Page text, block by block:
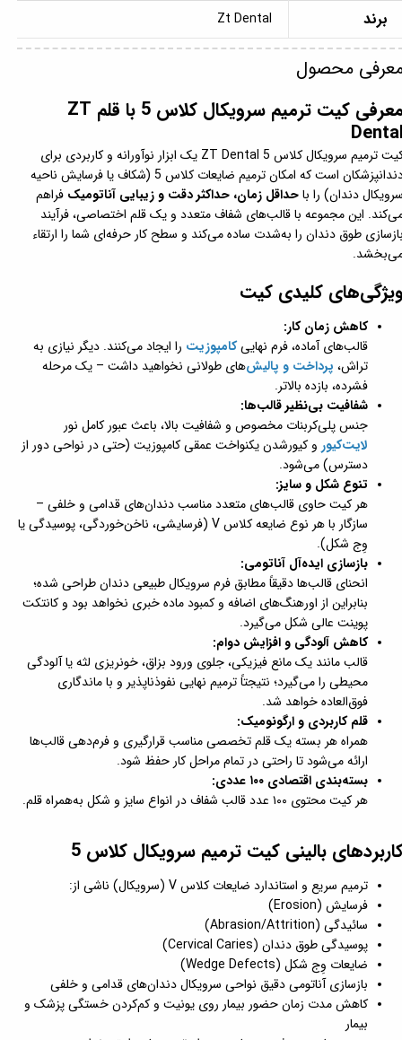
برند Zt Dental
محصول
معرفی کیت ترمیم سرویکال کلاس 5 با قلم ZT
کیت ترمیم سرویکال کلاس 5 ZT Dental یک ابزار نوآورانه و کاربردی برای
دندانپزشکان است که امکان ترمیم ضایعات کلاس 5 (شکاف یا فرسایش ناحیه
دندان) را باحداقل زمان، حداکثر دقت و زیبایی آناتومیک فراهم
این مجموعه با قالب‌های شفاف متعدد و یک قلم اختصاصی، فرآیند
طوق دندان را به‌شدت ساده می‌کند و سطح کار حرفه‌ای شما را ارتقاء
کلیدی کیت
کاهش زمان کار:
قالب‌های آماده، فرم نهاییکامپوزیت را ایجاد می‌کنند. دیگر نیازی به
تراش، پرداخت و پالیش‌های طولانی نخواهید داشت – یک مرحله
فشرده، بازده بالاتر.
شفافیت بی‌نظیر قالب‌ها:
جنس پلی‌کربنات مخصوص و شفافیت بالا، باعث عبور کامل نور
لایت‌کیور و کیورشدن یکنواخت عمقی کامپوزیت (حتی در نواحی دور از
دسترس) می‌شود.
تنوع شکل و سایز:
هر کیت حاوی قالب‌های متعدد مناسب دندان‌های قدامی و خلفی –
سازگار با هر نوع ضایعه کلاس V (فرسایشی، ناخن‌خوردگی، پوسیدگی یا
وِج شکل).
بازسازی ایده‌آل آناتومی:
انحنای قالب‌ها دقیقاً مطابق فرم سرویکال طبیعی دندان طراحی شده؛
بنابراین از اورهنگ‌های اضافه و کمبود ماده خبری نخواهد بود و کانتکت
پوینت عالی شکل می‌گیرد.
کاهش آلودگی و افزایش دوام:
قالب مانند یک مانع فیزیکی، جلوی ورود بزاق، خونریزی لثه یا آلودگی
محیطی را می‌گیرد؛ نتیجتاً ترمیم نهایی نفوذناپذیر و با ماندگاری
فوق‌العاده خواهد شد.
قلم کاربردی و ارگونومیک:
همراه هر بسته یک قلم تخصصی مناسب قرارگیری و فرم‌دهی قالب‌ها
ارائه می‌شود تا راحتی در تمام مراحل کار حفظ شود.
بسته‌بندی اقتصادی ۱۰۰ عددی:
هر کیت محتوی ۱۰۰ عدد قالب شفاف در انواع سایز و شکل به‌همراه قلم.
بالینی کیت ترمیم سرویکال کلاس 5
ترمیم سریع و استاندارد ضایعات کلاس V (سرویکال) ناشی از:
فرسایش (Erosion)
سائیدگی (Abrasion/Attrition)
پوسیدگی طوق دندان (Cervical Caries)
ضایعات وِج شکل (Wedge Defects)
بازسازی آناتومی دقیق نواحی سرویکال دندان‌های قدامی و خلفی
کاهش مدت زمان حضور بیمار روی یونیت و کم‌کردن خستگی پزشک و
بیمار